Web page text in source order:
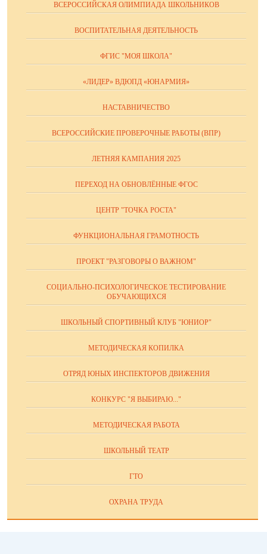
ВСЕРОССИЙСКАЯ ОЛИМПИАДА ШКОЛЬНИКОВ
ВОСПИТАТЕЛЬНАЯ ДЕЯТЕЛЬНОСТЬ
ФГИС "МОЯ ШКОЛА"
«ЛИДЕР» ВДЮПД «ЮНАРМИЯ»
НАСТАВНИЧЕСТВО
ВСЕРОССИЙСКИЕ ПРОВЕРОЧНЫЕ РАБОТЫ (ВПР)
ЛЕТНЯЯ КАМПАНИЯ 2025
ПЕРЕХОД НА ОБНОВЛЁННЫЕ ФГОС
ЦЕНТР "ТОЧКА РОСТА"
ФУНКЦИОНАЛЬНАЯ ГРАМОТНОСТЬ
ПРОЕКТ "РАЗГОВОРЫ О ВАЖНОМ"
СОЦИАЛЬНО-ПСИХОЛОГИЧЕСКОЕ ТЕСТИРОВАНИЕ
ОБУЧАЮЩИХСЯ
ШКОЛЬНЫЙ СПОРТИВНЫЙ КЛУБ "ЮНИОР"
МЕТОДИЧЕСКАЯ КОПИЛКА
ОТРЯД ЮНЫХ ИНСПЕКТОРОВ ДВИЖЕНИЯ
КОНКУРС "Я ВЫБИРАЮ..."
МЕТОДИЧЕСКАЯ РАБОТА
ШКОЛЬНЫЙ ТЕАТР
ГТО
ОХРАНА ТРУДА